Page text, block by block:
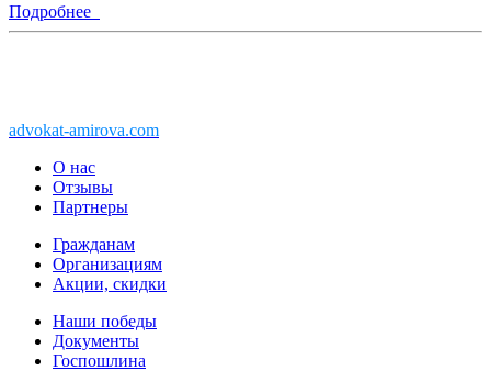
Подробнее
advokat-amirova.com
О нас
Отзывы
Партнеры
Гражданам
Организациям
Акции, скидки
Наши победы
Документы
Госпошлина